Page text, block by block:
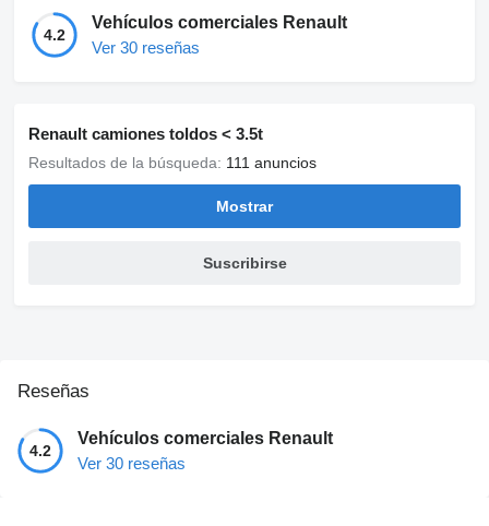
4.2
Vehículos comerciales Renault
Ver 30 reseñas
Renault camiones toldos < 3.5t
Resultados de la búsqueda: 111 anuncios
Mostrar
Suscribirse
Reseñas
4.2
Vehículos comerciales Renault
Ver 30 reseñas